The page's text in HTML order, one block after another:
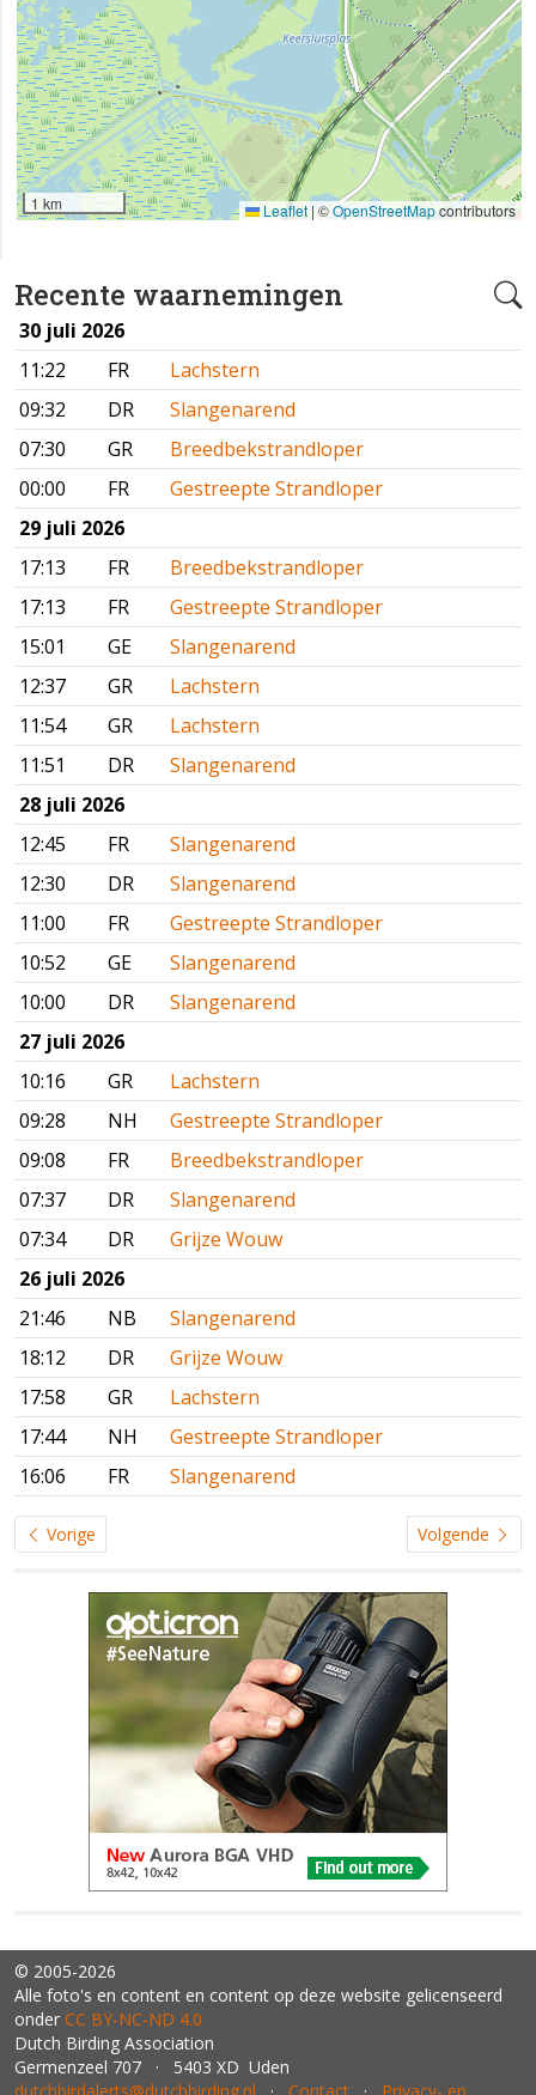
Recente waarnemingen
30 juli 2026
11:22
FR
Lachstern
09:32
DR
Slangenarend
07:30
GR
Breedbekstrandloper
00:00
FR
Gestreepte Strandloper
29 juli 2026
17:13
FR
Breedbekstrandloper
17:13
FR
Gestreepte Strandloper
15:01
GE
Slangenarend
12:37
GR
Lachstern
11:54
GR
Lachstern
11:51
DR
Slangenarend
28 juli 2026
12:45
FR
Slangenarend
12:30
DR
Slangenarend
11:00
FR
Gestreepte Strandloper
10:52
GE
Slangenarend
10:00
DR
Slangenarend
27 juli 2026
10:16
GR
Lachstern
09:28
NH
Gestreepte Strandloper
09:08
FR
Breedbekstrandloper
07:37
DR
Slangenarend
07:34
DR
Grijze Wouw
26 juli 2026
21:46
NB
Slangenarend
18:12
DR
Grijze Wouw
17:58
GR
Lachstern
17:44
NH
Gestreepte Strandloper
16:06
FR Slangenarend
Vorige Volgende
1 km Leaflet | ©OpenStreetMapcontributors
© 2005-2026
Alle foto's en content en content op deze website gelicenseerd
onder CC BY‑NC‑ND 4.0
Dutch Birding Association
Germenzeel 707 · 5403 XD Uden